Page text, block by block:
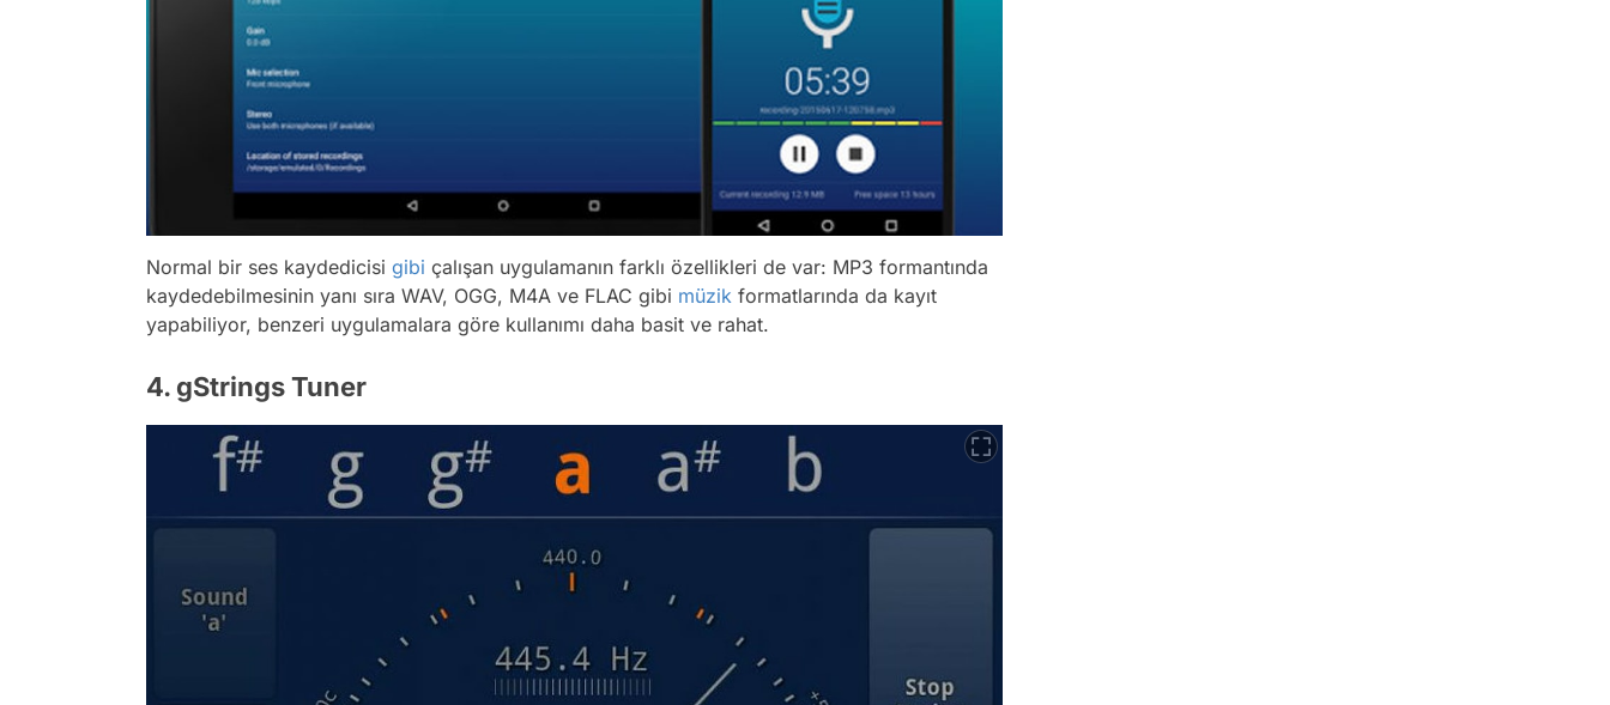
Normal bir ses kaydedicisi gibi çalışan uygulamanın farklı özellikleri de var: MP3 formantında
kaydedebilmesinin yanı sıra WAV, OGG, M4A ve FLAC gibi müzik formatlarında da kayıt
yapabiliyor, benzeri uygulamalara göre kullanımı daha basit ve rahat.
4. gStrings Tuner